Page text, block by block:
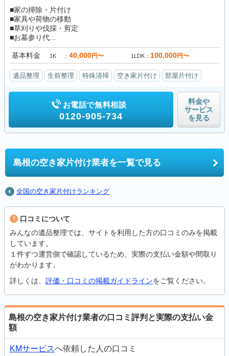
■家の掃除・片付け
■家具や荷物の移動
■草刈りや伐採・剪定
■お墓参り代...
基本料金 1K 40,000円〜 1LDK 100,000円〜
遺品整理 生前整理 特殊清掃 空き家片付け 部屋片付け
お電話で無料相談
0120-905-734
料金や
サービス
を見る
島根の空き家片付け業者を一覧で見る
全国の空き家片付けランキング
口コミについて
みんなの遺品整理では、サイトを利用した方の口コミのみを掲載
しています。
１件ずつ運営側で確認しているため、実際の支払い金額や間取り
がわかります。
詳しくは、 評価・口コミの掲載ガイドラインをご覧ください。
島根の空き家片付け業者の口コミ評判と実際の支払い金
額
KMサービスへ依頼した人の口コミ